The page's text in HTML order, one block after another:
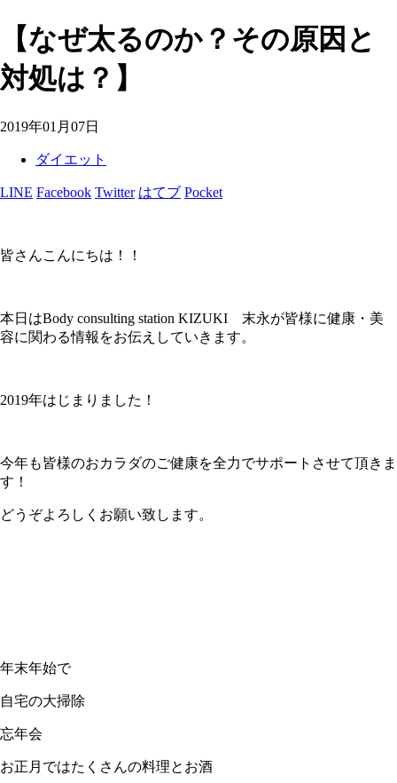
【なぜ太るのか？その原因と
対処は？】
2019年01月07日
ダイエット
LINE Facebook Twitter はてブ Pocket
皆さんこんにちは！！
本日はBody consulting station KIZUKI 末永が皆様に健康・美
容に関わる情報をお伝えしていきます。
2019年はじまりました！
今年も皆様のおカラダのご健康を全力でサポートさせて頂きま
す！
どうぞよろしくお願い致します。
年末年始で
自宅の大掃除
忘年会
お正月ではたくさんの料理とお酒